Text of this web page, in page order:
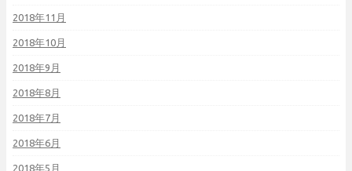
2018年11月
2018年10月
2018年9月
2018年8月
2018年7月
2018年6月
2018年5月